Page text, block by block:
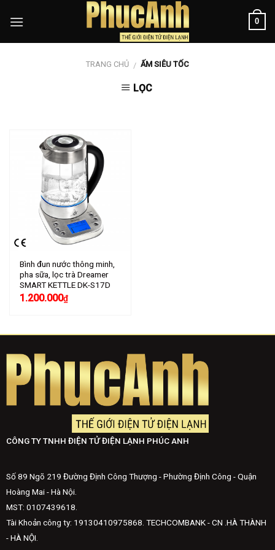
0
TRANG CHỦ / ẤM SIÊU TỐC
LỌC
Bình đun nước thông minh,
pha sữa, lọc trà Dreamer
SMART KETTLE DK-S17D
1.200.000₫
CÔNG TY TNHH ĐIỆN TỬ ĐIỆN LẠNH PHÚC ANH
Số 89 Ngõ 219 Đường Định Công Thượng - Phường Định Công - Quận
Hoàng Mai - Hà Nội.
MST: 0107439618.
Tài Khoản công ty: 19130410975868. TECHCOMBANK - CN .HÀ THÀNH
- HÀ NỘI.